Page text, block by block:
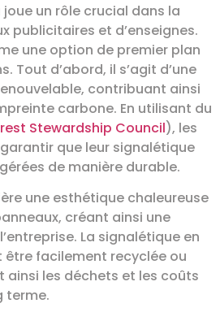
un rôle crucial dans la
publicitaires et d’enseignes.
une option de premier plan
Tout d’abord, il s’agit d’une
contribuant ainsi
carbone. En utilisant du
Stewardship Council), les
que leur signalétique
de manière durable.
une esthétique chaleureuse
créant ainsi une
La signalétique en
facilement recyclée ou
ainsi les déchets et les coûts
terme.